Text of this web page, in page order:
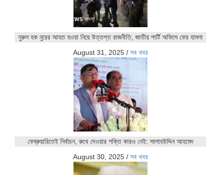
নুরুল হক নুরের আহত হওয়া নিয়ে উত্তপ্ত রাজনীতি, জাতীয় পার্টি অফিসে ফের হামলা
August 31, 2025 / সব খবর
ফেব্রুয়ারিতেই নির্বাচন, রুখে দেওয়ার শক্তি কারও নেই: সালাহউদ্দিন আহমেদ
August 30, 2025 / সব খবর